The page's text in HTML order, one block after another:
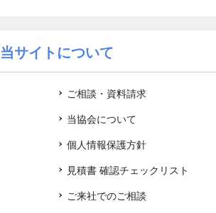
当サイトについて
ご相談・資料請求
当協会について
個人情報保護方針
見積書 確認チェックリスト
ご来社でのご相談